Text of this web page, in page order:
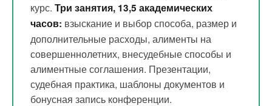
курс. Три занятия, 13,5 академических
часов: взыскание и выбор способа, размер и
дополнительные расходы, алименты на
совершеннолетних, внесудебные способы и
алиментные соглашения. Презентации,
судебная практика, шаблоны документов и
бонусная запись конференции.